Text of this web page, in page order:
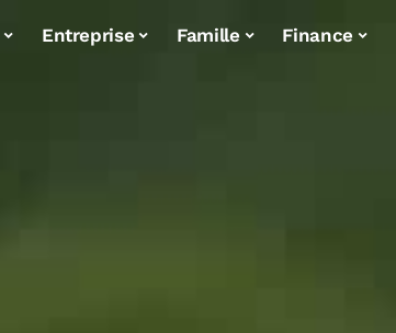
Entreprise Famille Finance